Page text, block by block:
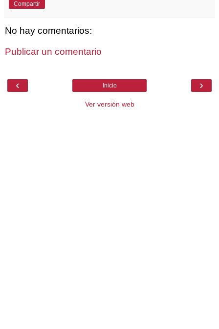
Compartir
No hay comentarios:
Publicar un comentario
‹ ›
Inicio
Ver versión web